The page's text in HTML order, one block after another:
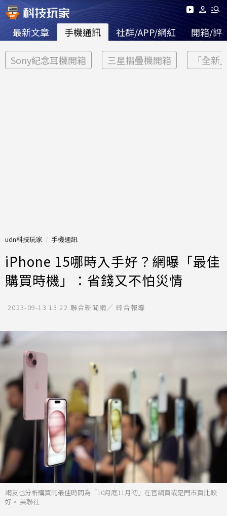
最新文章 手機通訊 社群/APP/網紅 開箱/評
Sony紀念耳機開箱 三星摺疊機開箱 「全新
udn科技玩家 手機通訊
iPhone 15哪時入手好？網曝「最佳
購買時機」：省錢又不怕災情
2023-09-13 13:22 聯合新聞網／ 綜合報導
網友也分析購買的最佳時間為「10月底11月初」在官網買或是門市買比較
好。 美聯社